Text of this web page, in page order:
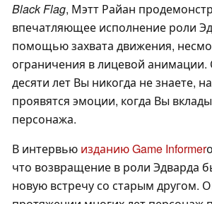
Black Flag, Мэтт Райан
впечатляющее исполнение роли
помощью захвата движения,
ограничения в лицевой анимации.
десяти лет Вы никогда не знаете,
проявятся эмоции, когда Вы
персонажа.
В интервью изданию Game Informer
что возвращение в роли Эдварда
новую встречу со старым другом.